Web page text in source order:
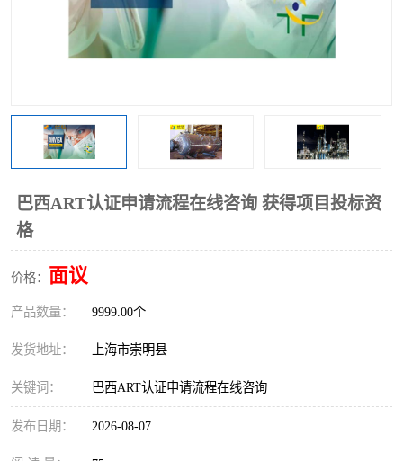
巴西ART认证申请流程在线咨询 获得项目投标资
格
价格： 面议
产品数量： 9999.00个
发货地址： 上海市崇明县
关键词： 巴西ART认证申请流程在线咨询
发布日期： 2026-08-07